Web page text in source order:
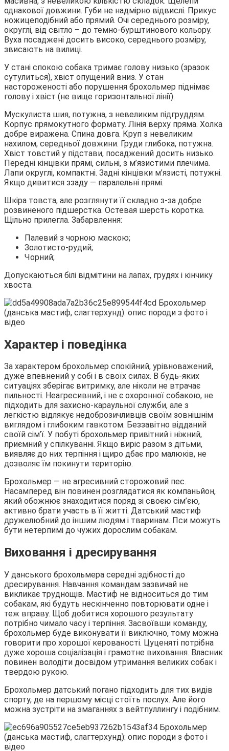
однакової довжини. Губи не надмірно відвислі. Прикус
ножицеподібний або прямий. Очі середнього розміру,
округлі, від світло – до темно-бурштинового кольору.
Вуха посаджені досить високо, середнього розміру,
звисають на вилиці.
У стані спокою собака тримає голову низько (зразок
сутулиться), хвіст опущений вниз. У стан
настороженості або порушення брохольмер піднімає
голову і хвіст (не вище горизонтальної лінії).
Мускулиста шия, потужна, з невеликим підгруддям.
Корпус прямокутного формату. Лінія верху пряма. Холка
добре виражена. Спина довга. Круп з невеликим
нахилом, середньої довжини. Груди глибока, потужна.
Хвіст товстий у підстави, посаджений досить низько.
Передні кінцівки прямі, сильні, з м’язистими плечима.
Лапи округлі, компактні. Задні кінцівки м’язисті, потужні.
Якщо дивитися ззаду ― паралельні прямі.
Шкіра товста, але розглянути її складно з-за добре
розвиненого підшерстка. Остевая шерсть коротка.
Щільно прилегла. Забарвлення:
Палевий з чорною маскою;
Золотисто-рудий;
Чорний;
Допускаються білі відмітини на лапах, грудях і кінчику
хвоста.
Характер і поведінка
За характером брохольмер спокійний, урівноважений,
дуже впевнений у собі і в своїх силах. В будь-яких
ситуаціях зберігає витримку, але ніколи не втрачає
пильності. Неагресивний, і не є охоронної собакою, не
підходить для захисно-караульної служби, але з
легкістю відлякує недоброзичливців своїм зовнішнім
виглядом і глибоким гавкотом. Беззавітно відданий
своїй сім’ї. У побуті брохольмер привітний і ніжний,
приємний у спілкуванні. Якщо виріс разом з дітьми,
виявляє до них терпіння і щиро дбає про малюків, не
дозволяє їм покинути територію.
Брохольмер ― не агресивний сторожовий пес.
Насамперед він повинен розглядатися як компаньйон,
який обожнює знаходитися поряд зі своєю сім’єю,
активно брати участь в її житті. Датський мастиф
дружелюбний до іншим людям і тваринам. Пси можуть
бути нетерпимі до чужих дорослим собакам.
Виховання і дресирування
У данського брохольмера середні здібності до
дресирування. Навчання командам зазвичай не
викликає труднощів. Мастиф не відноситься до тим
собакам, які будуть нескінченно повторювати одне і
теж вправу. Щоб добитися хорошого результату
потрібно чимало часу і терпіння. Засвоївши команду,
брохольмер буде виконувати її виключно, тому можна
говорити про хорошої керованості. Цуценяті потрібна
дуже хороша соціалізація і грамотне виховання. Власник
повинен володіти досвідом утримання великих собак і
твердою рукою.
Брохольмер датський погано підходить для тих видів
спорту, де на першому місці стоїть послух. Але його
можна зустріти на змаганнях з вейтпуллингу і подібним.